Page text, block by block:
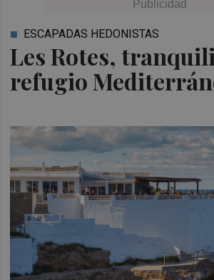
Les Rotes,
refugio
ESCAPADAS HEDONISTAS